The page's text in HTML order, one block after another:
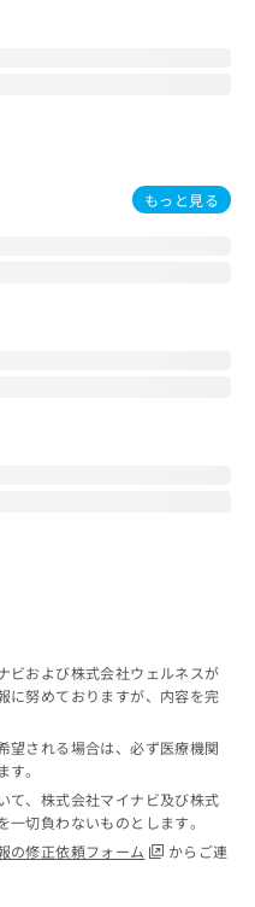
もっと見る
ビおよび株式会社ウェルネスが
に努めておりますが、内容を完
望される場合は、必ず医療機関
。
て、株式会社マイナビ及び株式
切負わないものとします。
の修正依頼フォーム
からご連